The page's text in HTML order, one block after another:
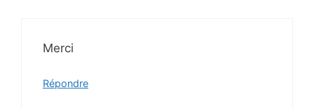
Merci
Répondre